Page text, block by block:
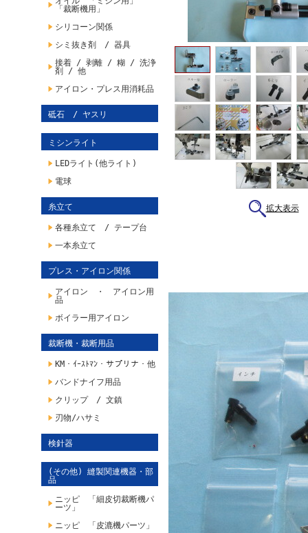
「裁断機用」
シリコーン関係
シミ抜き剤 / 器具
接着 / 剥離 / 糊 / 洗浄
剤 / 他
アイロン・プレス用消耗品
砥石 / ヤスリ
ミシンライト
LEDライト(他ライト)
電球
糸立て
各種糸立て / テープ台
一本糸立て
プレス・アイロン関係
アイロン ・ アイロン用
品
ボイラー用アイロン
裁断機・裁断用品
KM・ｲｰｽﾄﾏﾝ・サプリナ・他
バンドナイフ用品
クリップ / 文鎮
刃物/ハサミ
検針器
(その他) 縫製関連機器・部
品
ニッピ 「細皮切裁断機パ
ーツ」
ニッピ 「皮漉機パーツ」
拡大表示